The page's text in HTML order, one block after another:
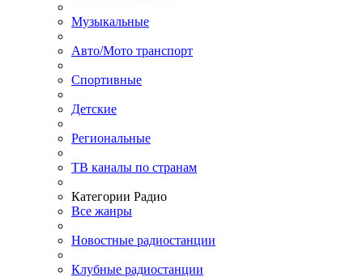
Музыкальные
Авто/Мото транспорт
Спортивные
Детские
Региональные
ТВ каналы по странам
Категории Радио
Все жанры
Новостные радиостанции
Клубные радиостанции